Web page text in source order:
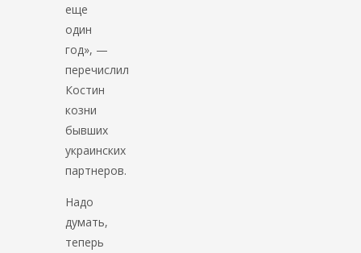
еще
один
год», —
перечислил
Костин
козни
бывших
украинских
партнеров.
Надо
думать,
теперь